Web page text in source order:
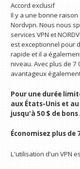
Accord exclusif
Il y a une bonne
Nordvpn. Nous nous
services VPN et
est exceptionnel pour
rapide et il a
niveau. Avec plus de
avantageux
Pour une durée
aux États-Unis et
jusqu'à 50 $ de
Économisez plus de
L'utilisation d'un VPN